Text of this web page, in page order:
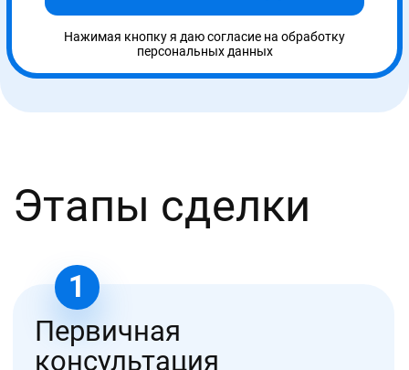
Политика конфиденциальности